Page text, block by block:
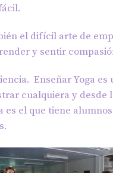
el difícil arte de
y sentir
Enseñar Yoga es
cualquiera y desde
es el que tiene